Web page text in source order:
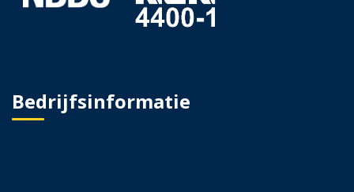
Bedrijfsinformatie